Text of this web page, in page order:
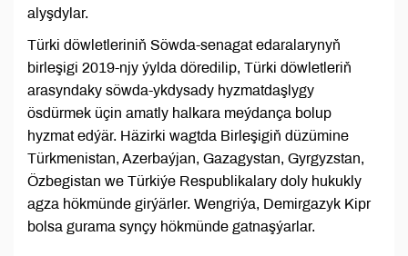
alyşdylar.
Türki döwletleriniň Söwda-senagat edaralarynyň
birleşigi 2019-njy ýylda döredilip, Türki döwletleriň
arasyndaky söwda-ykdysady hyzmatdaşlygy
ösdürmek üçin amatly halkara meýdança bolup
hyzmat edýär. Häzirki wagtda Birleşigiň düzümine
Türkmenistan, Azerbaýjan, Gazagystan, Gyrgyzstan,
Özbegistan we Türkiýe Respublikalary doly hukukly
agza hökmünde girýärler. Wengriýa, Demirgazyk Kipr
bolsa gurama synçy hökmünde gatnaşýarlar.